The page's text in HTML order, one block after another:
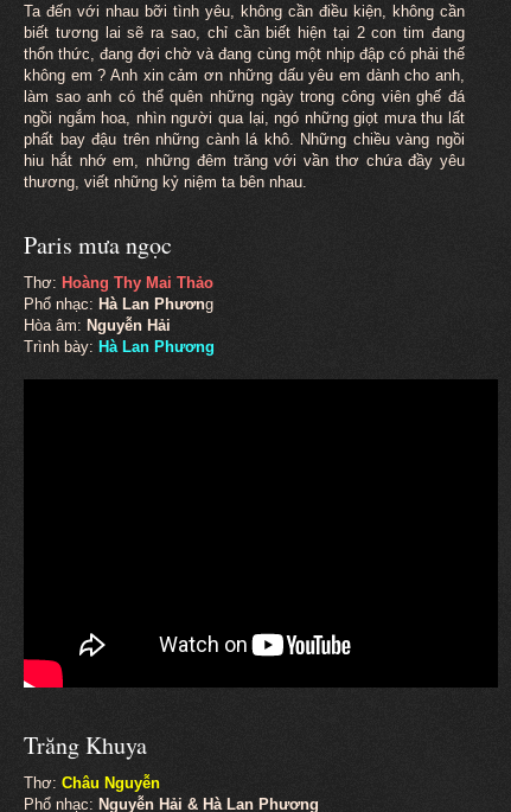
Ta đến với nhau bỡi tình yêu, không cần điều kiện, không cần
biết tương lai sẽ ra sao, chỉ cần biết hiện tại 2 con tim đang
thổn thức, đang đợi chờ và đang cùng một nhịp đập có phải thế
không em ? Anh xin cảm ơn những dấu yêu em dành cho anh,
làm sao anh có thể quên những ngày trong công viên ghế đá
ngồi ngắm hoa, nhìn người qua lại, ngó những giọt mưa thu lất
phất bay đậu trên những cành lá khô. Những chiều vàng ngồi
hiu hắt nhớ em, những đêm trăng với vần thơ chứa đầy yêu
thương, viết những kỷ niệm ta bên nhau.
Paris mưa ngọc
Thơ: Hoàng Thy Mai Thảo
Phổ nhạc: Hà Lan Phương
Hòa âm: Nguyễn Hải
Trình bày: Hà Lan Phương
Trăng Khuya
Thơ: Châu Nguyễn
Phổ nhạc: Nguyễn Hải & Hà Lan Phương